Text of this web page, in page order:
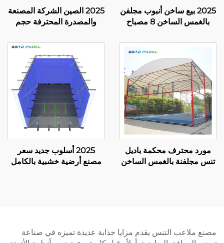
2025 بيع ساخن أنبوب مجلفن
بالغمس الساخن 8 مصباح
محكمة باديل 20م*6م محكمة
باديل واحدة 004
2025 الصين الشركة المصنعة
والمصدرة المحترفة حجم
سطح لعب مستقر وموثوق
005
مورد محترف محكمة باديل
تنس مجلفنة بالغمس الساخن
2025 أسلوب جديد سعر
مصنع أرضية خشبية بالكامل
مصنع ملاعب التنس يقدم مزايا جذابة عديدة تميزه في صناعة